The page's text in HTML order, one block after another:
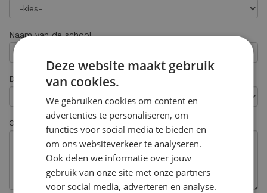
Naam van de school
Deze inschrijving is voor de volgende vestiging
Opmerkingen
Deze website maakt gebruik
van cookies.
We gebruiken cookies om content en
advertenties te personaliseren, om
functies voor social media te bieden en
om ons websiteverkeer te analyseren.
Ook delen we informatie over jouw
gebruik van onze site met onze partners
voor social media, adverteren en analyse.